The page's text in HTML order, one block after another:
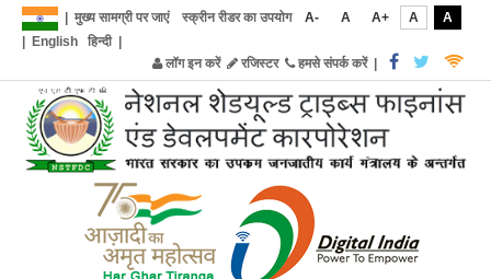
मुख्य सामग्री पर जाएं स्क्रीन रीडर का उपयोग A- A A+ A
A
English हिन्दी|
लॉग इन करें
रजिस्टर हमसे संपर्क करें|